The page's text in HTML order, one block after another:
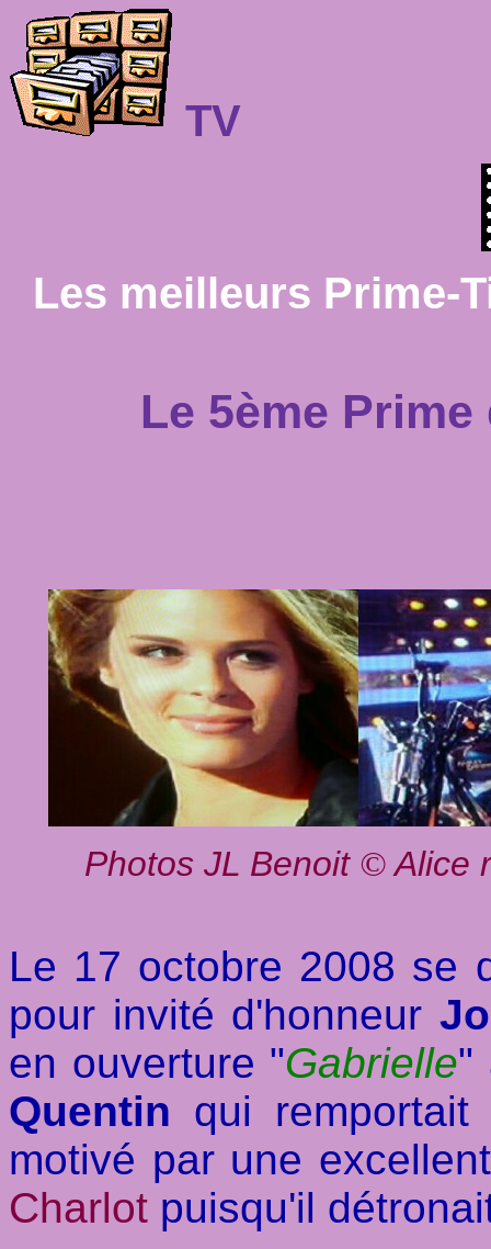
TV
Les meilleurs Prime-
Le 5ème
Photos JL Benoit © Alice
Le 17 octobre 2008 se
pour invité d'honneur
en ouverture "Gabrielle"
Quentin qui
motivé par une
Charlot puisqu'il